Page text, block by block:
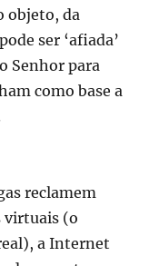
objeto, da
ser ‘afiada’
Senhor para
como base a
reclamem
virtuais (o
a Internet